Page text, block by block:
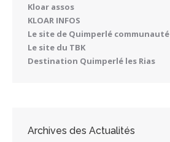
Kloar assos
KLOAR INFOS
Le site de Quimperlé communauté
Le site du TBK
Destination Quimperlé les Rias
Archives des Actualités